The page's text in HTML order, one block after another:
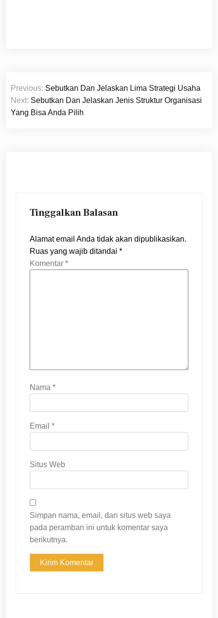
Navigasi
pos
Previous: Sebutkan Dan Jelaskan Lima Strategi Usaha
Next: Sebutkan Dan Jelaskan Jenis Struktur Organisasi
Yang Bisa Anda Pilih
Tinggalkan Balasan
Alamat email Anda tidak akan dipublikasikan.
Ruas yang wajib ditandai *
Komentar *
Nama *
Email *
Situs Web
Simpan nama, email, dan situs web saya
pada peramban ini untuk komentar saya
berikutnya.